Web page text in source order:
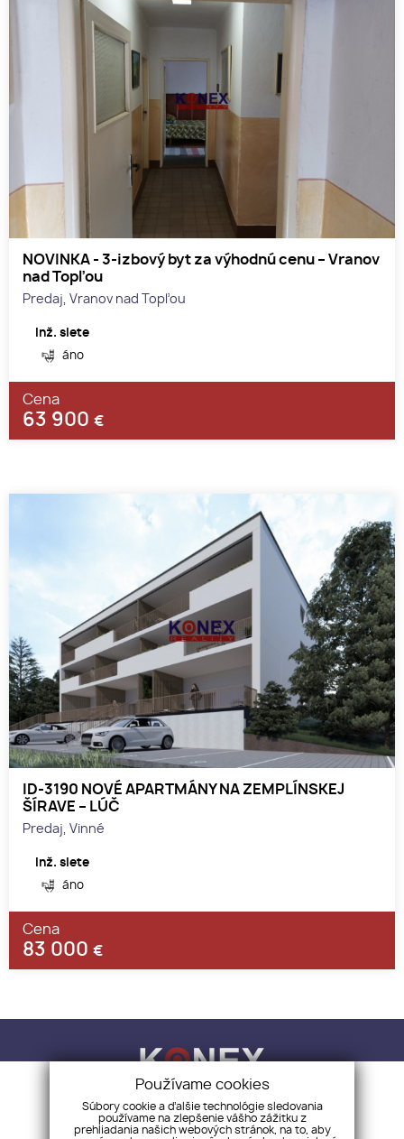
NOVINKA - 3-izbový byt za výhodnú cenu – Vranov
nad Topľou
Predaj, Vranov nad Topľou
Inž. siete
áno
Cena
63 900 €
ID-3190 NOVÉ APARTMÁNY NA ZEMPLÍNSKEJ
ŠÍRAVE – LÚČ
Predaj, Vinné
Inž. siete
áno
Cena
83 000 €
KONEX REALITY, s.r.o.
+421 918 883 321
Používame cookies
Súbory cookie a ďalšie technológie sledovania
používame na zlepšenie vášho zážitku z
prehliadania našich webových stránok, na to, aby